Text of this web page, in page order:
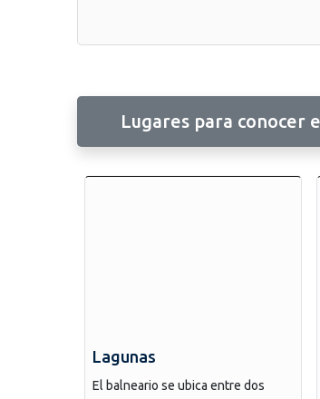
Lugares para conocer
Lagunas
El balneario se ubica entre dos